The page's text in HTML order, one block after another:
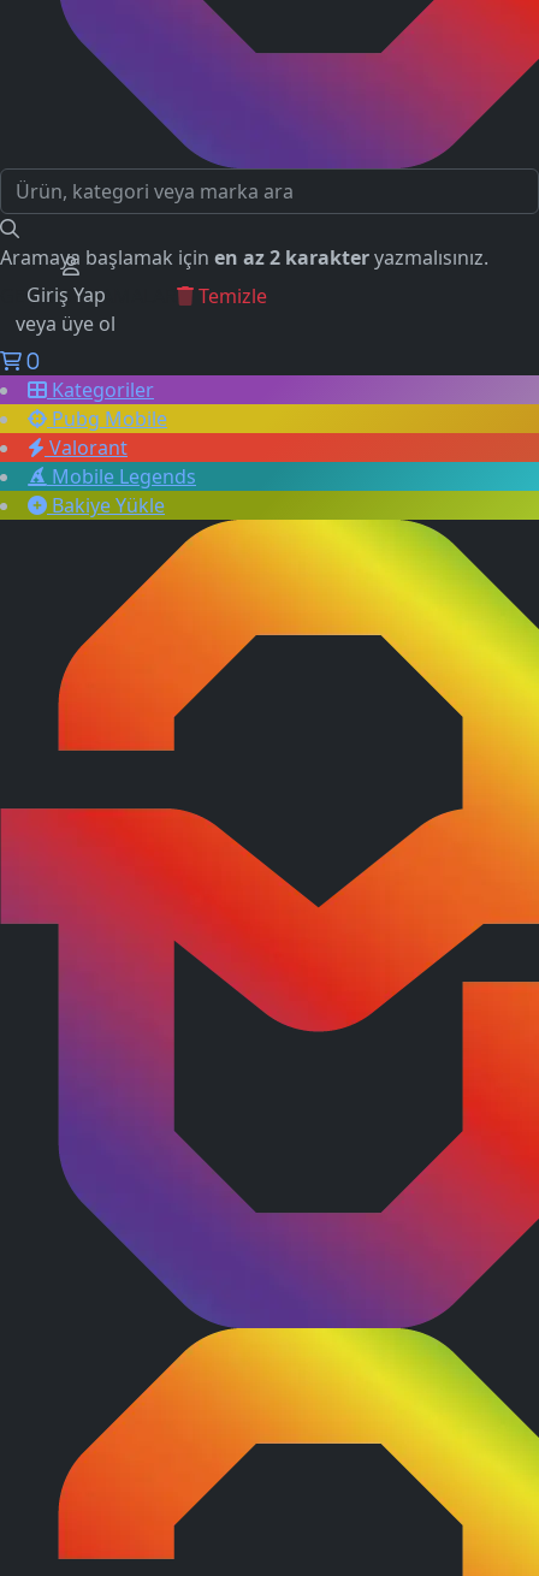
Aramaya başlamak için en az 2 karakteryazmalısınız.
GEÇMİŞ ARAMALAR
Temizle
Giriş Yap
veya üye ol
0
Kategoriler
Pubg Mobile
Valorant
Mobile Legends
Bakiye Yükle